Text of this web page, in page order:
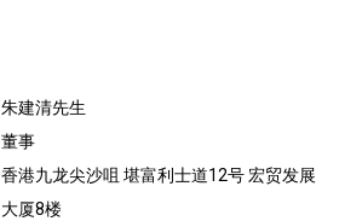
朱建清先生
董事
香港九龙尖沙咀 堪富利士道12号 宏贸发展
大厦8楼